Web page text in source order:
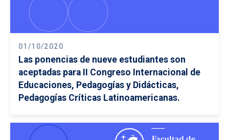
01/10/2020
Las ponencias de nueve estudiantes son
aceptadas para II Congreso Internacional de
Educaciones, Pedagogías y Didácticas,
Pedagogías Críticas Latinoamericanas.